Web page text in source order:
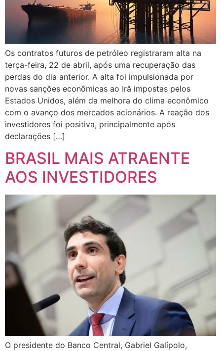
Os contratos futuros de petróleo registraram alta na
terça-feira, 22 de abril, após uma recuperação das
perdas do dia anterior. A alta foi impulsionada por
novas sanções econômicas ao Irã impostas pelos
Estados Unidos, além da melhora do clima econômico
com o avanço dos mercados acionários. A reação dos
investidores foi positiva, principalmente após
declarações […]
BRASIL MAIS ATRAENTE
AOS INVESTIDORES
O presidente do Banco Central, Gabriel Galípolo,